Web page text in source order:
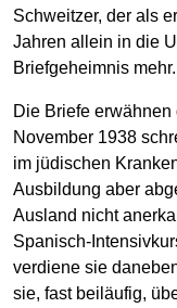
Schweitzer, der als
Jahren allein in die
Briefgeheimnis mehr.
Die Briefe erwähnen
November 1938
im jüdischen
Ausbildung aber
Ausland nicht
Spanisch-
verdiene sie
sie, fast beiläufig,